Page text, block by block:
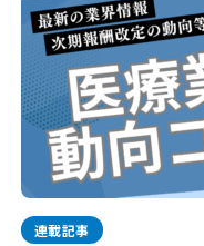
連載記事